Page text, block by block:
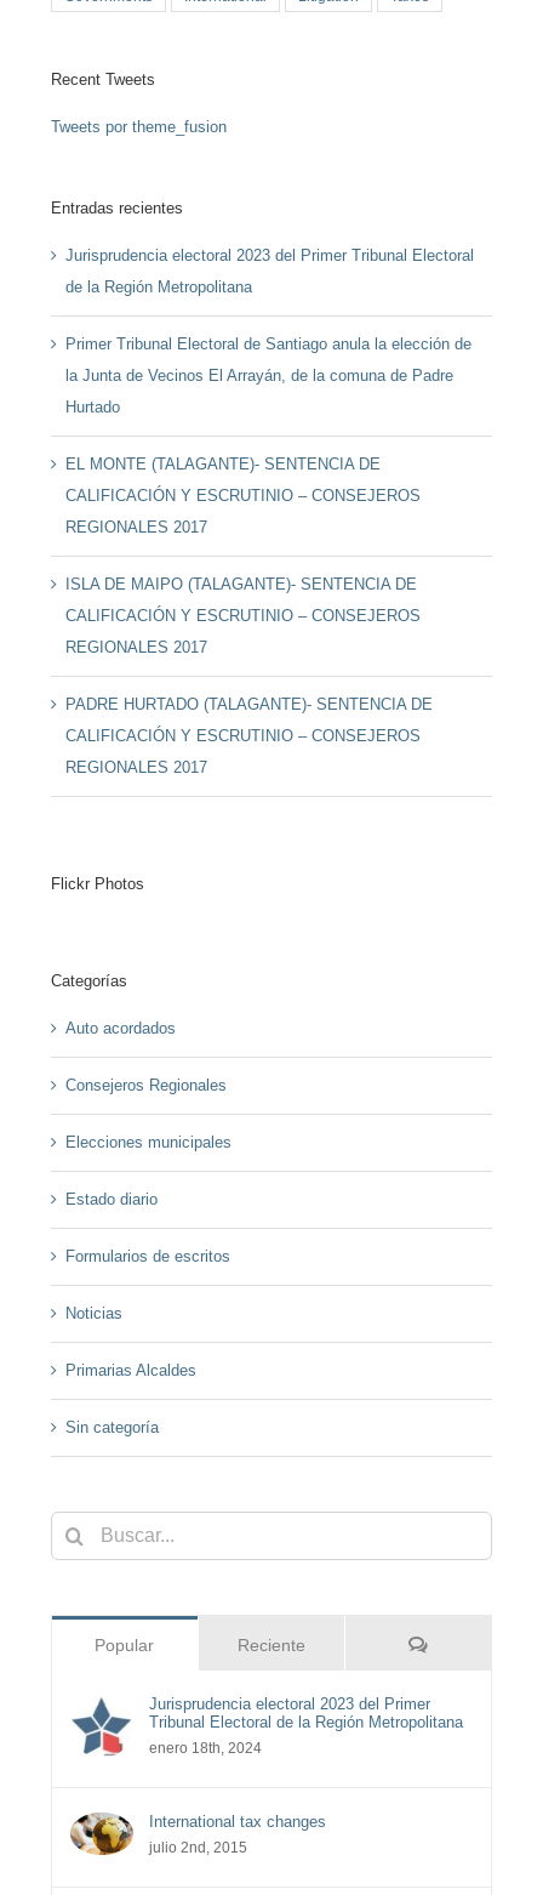
Recent Tweets
Tweets por theme_fusion
Entradas recientes
Jurisprudencia electoral 2023 del Primer Tribunal Electoral
de la Región Metropolitana
Primer Tribunal Electoral de Santiago anula la elección de
la Junta de Vecinos El Arrayán, de la comuna de Padre
Hurtado
EL MONTE (TALAGANTE)- SENTENCIA DE
CALIFICACIÓN Y ESCRUTINIO – CONSEJEROS
REGIONALES 2017
ISLA DE MAIPO (TALAGANTE)- SENTENCIA DE
CALIFICACIÓN Y ESCRUTINIO – CONSEJEROS
REGIONALES 2017
PADRE HURTADO (TALAGANTE)- SENTENCIA DE
CALIFICACIÓN Y ESCRUTINIO – CONSEJEROS
REGIONALES 2017
Flickr Photos
Categorías
Auto acordados
Consejeros Regionales
Elecciones municipales
Estado diario
Formularios de escritos
Noticias
Primarias Alcaldes
Sin categoría
Buscar:
Popular Reciente Comentarios
Jurisprudencia electoral 2023 del Primer
Tribunal Electoral de la Región Metropolitana
enero 18th, 2024
International tax changes
julio 2nd, 2015